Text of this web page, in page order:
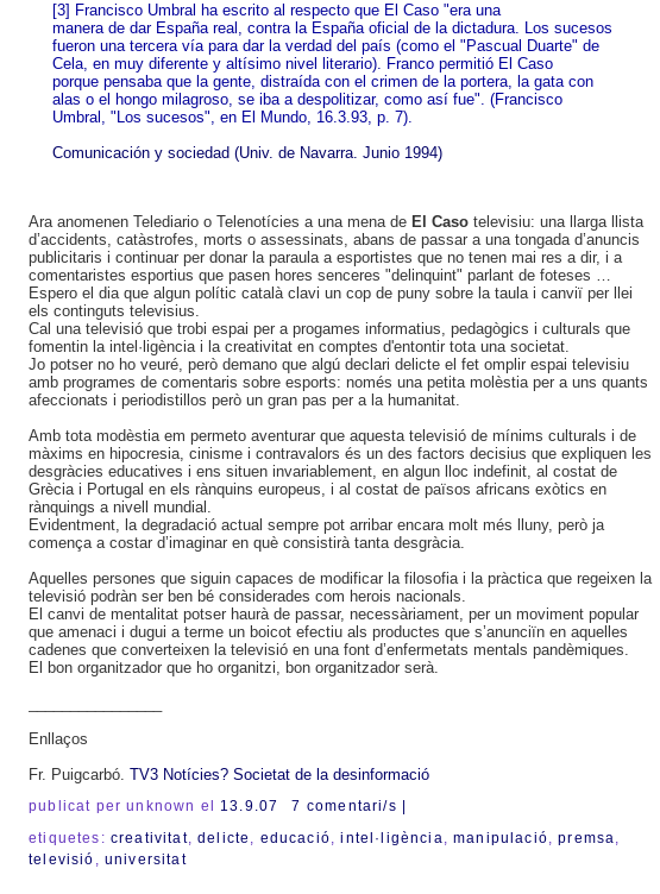
[3] Francisco Umbral ha escrito al respecto que El Caso "era una
manera de dar España real, contra la España oficial de la dictadura. Los sucesos
fueron una tercera vía para dar la verdad del país (como el "Pascual Duarte" de
Cela, en muy diferente y altísimo nivel literario). Franco permitió El Caso
porque pensaba que la gente, distraída con el crimen de la portera, la gata con
alas o el hongo milagroso, se iba a despolitizar, como así fue". (Francisco
Umbral, "Los sucesos", en El Mundo, 16.3.93, p. 7).
Comunicación y sociedad (Univ. de Navarra. Junio 1994)
Ara anomenen Telediario o Telenotícies a una mena de El Caso televisiu: una llarga llista
d’accidents, catàstrofes, morts o assessinats, abans de passar a una tongada d’anuncis
publicitaris i continuar per donar la paraula a esportistes que no tenen mai res a dir, i a
comentaristes esportius que pasen hores senceres "delinquint" parlant de foteses …
Espero el dia que algun polític català clavi un cop de puny sobre la taula i canviï per llei
els continguts televisius.
Cal una televisió que trobi espai per a progames informatius, pedagògics i culturals que
fomentin la intel·ligència i la creativitat en comptes d'entontir tota una societat.
Jo potser no ho veuré, però demano que algú declari delicte el fet omplir espai televisiu
amb programes de comentaris sobre esports: només una petita molèstia per a uns quants
afeccionats i periodistillos però un gran pas per a la humanitat.
Amb tota modèstia em permeto aventurar que aquesta televisió de mínims culturals i de
màxims en hipocresia, cinisme i contravalors és un des factors decisius que expliquen les
desgràcies educatives i ens situen invariablement, en algun lloc indefinit, al costat de
Grècia i Portugal en els rànquins europeus, i al costat de països africans exòtics en
rànquings a nivell mundial.
Evidentment, la degradació actual sempre pot arribar encara molt més lluny, però ja
comença a costar d’imaginar en què consistirà tanta desgràcia.
Aquelles persones que siguin capaces de modificar la filosofia i la pràctica que regeixen la
televisió podràn ser ben bé considerades com herois nacionals.
El canvi de mentalitat potser haurà de passar, necessàriament, per un moviment popular
que amenaci i dugui a terme un boicot efectiu als productes que s’anunciïn en aquelles
cadenes que converteixen la televisió en una font d’enfermetats mentals pandèmiques.
El bon organitzador que ho organitzi, bon organitzador serà.
Enllaços
Fr. Puigcarbó. TV3 Notícies? Societat de la desinformació
publicat per unknown el 13.9.07 7 comentari/s |
etiquetes: creativitat,delicte educació ,intel·ligència ,manipulació ,premsa
televisió
universitat